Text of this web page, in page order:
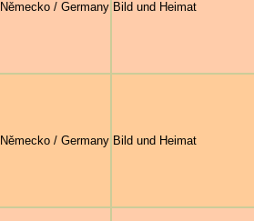
Německo / Germany Bild und Heimat
Německo / Germany Bild und Heimat